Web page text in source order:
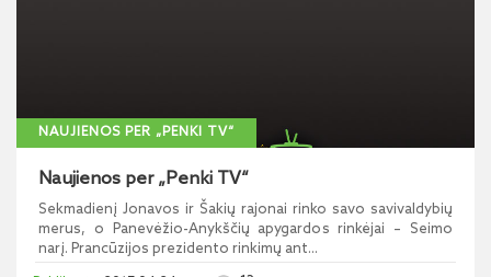
NAUJIENOS PER „PENKI TV“
Naujienos per „Penki TV“
Sekmadienį Jonavos ir Šakių rajonai rinko savo savivaldybių
merus, o Panevėžio-Anykščių apygardos rinkėjai – Seimo
narį. Prancūzijos prezidento rinkimų ant...